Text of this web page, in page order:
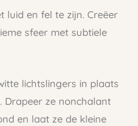
luid en fel te zijn. Creëer
sfeer met subtiele
lichtslingers in plaats
Drapeer ze nonchalant
en laat ze de kleine